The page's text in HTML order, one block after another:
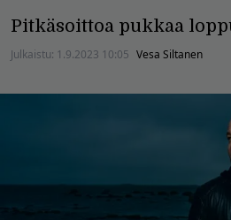
Pitkäsoittoa pukkaa
Julkaistu: 1.9.2023 10:05 Vesa Siltanen